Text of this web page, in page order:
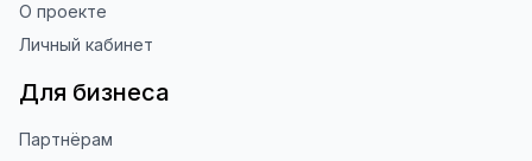
О проекте
Личный кабинет
Для бизнеса
Партнёрам